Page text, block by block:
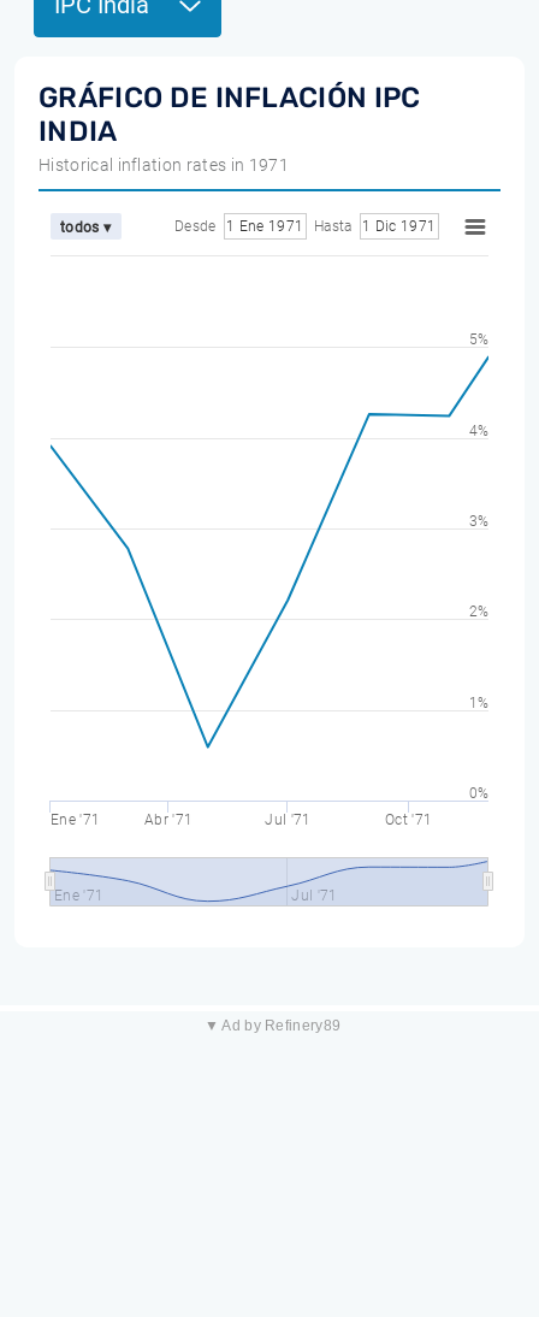
GRÁFICO DE INFLACIÓN IPC
INDIA
Historical inflation rates in 1971
todos ▾ Desde 1 Ene 1971 Hasta 1 Dic 1971
Ene '71 Abr '71 Jul '71 Oct '71
Ene '71 Jul '71
0%
1%
2%
3%
4%
5%
▼ Ad by Refinery89